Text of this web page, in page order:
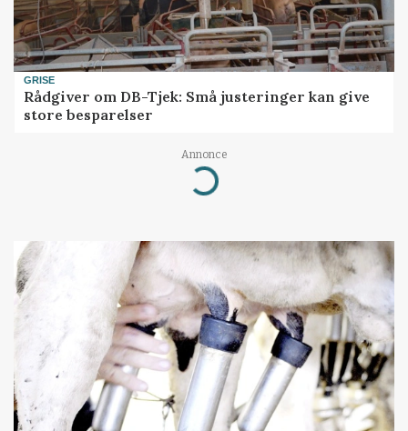
GRISE
Rådgiver om DB-Tjek: Små justeringer kan give
store besparelser
Annonce
Loading...